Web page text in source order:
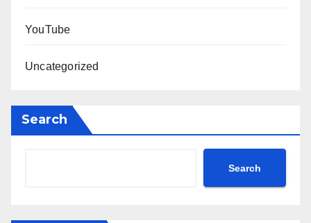
YouTube
Uncategorized
Search
Search